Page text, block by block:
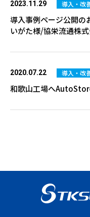
2023.11.29 導入・改
導入事例ページ公開の
いがた様/協栄流通株式
2020.07.22 導入・改
和歌山工場へ